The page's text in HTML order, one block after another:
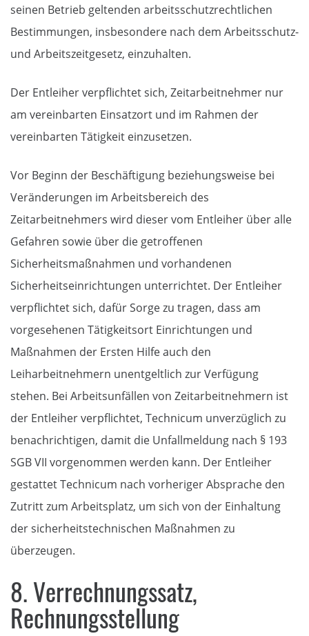
seinen Betrieb geltenden arbeitsschutzrechtlichen
Bestimmungen, insbesondere nach dem Arbeitsschutz-
und Arbeitszeitgesetz, einzuhalten.
Der Entleiher verpflichtet sich, Zeitarbeitnehmer nur
am vereinbarten Einsatzort und im Rahmen der
vereinbarten Tätigkeit einzusetzen.
Vor Beginn der Beschäftigung beziehungsweise bei
Veränderungen im Arbeitsbereich des
Zeitarbeitnehmers wird dieser vom Entleiher über alle
Gefahren sowie über die getroffenen
Sicherheitsmaßnahmen und vorhandenen
Sicherheitseinrichtungen unterrichtet. Der Entleiher
verpflichtet sich, dafür Sorge zu tragen, dass am
vorgesehenen Tätigkeitsort Einrichtungen und
Maßnahmen der Ersten Hilfe auch den
Leiharbeitnehmern unentgeltlich zur Verfügung
stehen. Bei Arbeitsunfällen von Zeitarbeitnehmern ist
der Entleiher verpflichtet, Technicum unverzüglich zu
benachrichtigen, damit die Unfallmeldung nach § 193
SGB VII vorgenommen werden kann. Der Entleiher
gestattet Technicum nach vorheriger Absprache den
Zutritt zum Arbeitsplatz, um sich von der Einhaltung
der sicherheitstechnischen Maßnahmen zu
überzeugen.
8. Verrechnungssatz,
Rechnungsstellung